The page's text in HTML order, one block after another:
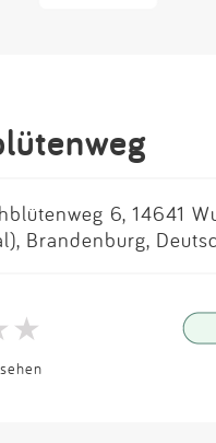
6, 14641
Brandenburg,